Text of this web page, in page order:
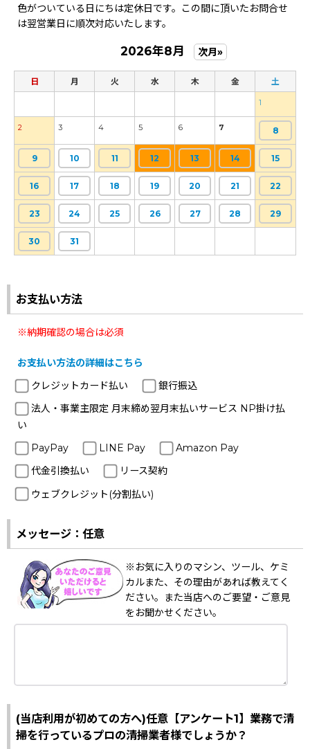
色がついている日にちは定休日です。この間に頂いたお問合せ
は翌営業日に順次対応いたします。
2026年8月 次月»
日 月 火 水 木 金 土
1
2 3 4 5 6 7 8
9 10 11 12 13 14 15
16 17 18 19 20 21 22
23 24 25 26 27 28 29
30 31
お支払い方法
※納期確認の場合は必須
お支払い方法の詳細はこちら
クレジットカード払い
銀行振込
法人・事業主限定 月末締め翌月末払いサービス NP掛け払
い
PayPay
LINE Pay
Amazon Pay
代金引換払い
リース契約
ウェブクレジット(分割払い)
メッセージ：任意
※お気に入りのマシン、ツール、ケミ
カルまた、その理由があれば教えてく
ださい。また当店へのご要望・ご意見
をお聞かせください。
(当店利用が初めての方へ)任意【アンケート1】業務で清
掃を行っているプロの清掃業者様でしょうか？